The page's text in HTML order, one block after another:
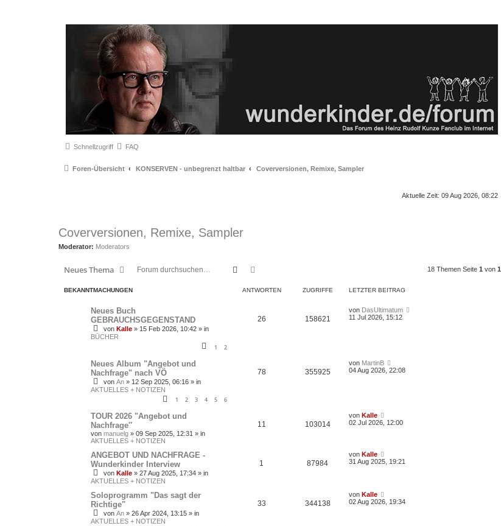
Schnellzugriff FAQ
Foren-Übersicht KONSERVEN - unbegrenzt haltbar Coverversionen, Remixe, Sampler
Aktuelle Zeit: 09 Aug 2026, 08:22
Coverversionen, Remixe, Sampler
Moderator: Moderators
Neues Thema Suche 18 Themen Seite 1 von 1
BEKANNTMACHUNGEN ANTWORTEN ZUGRIFFE LETZTER BEITRAG
Neues Buch
GEBRAUCHSGEGENSTAND
von Kalle » 15 Feb 2026, 10:42 » in
BÜCHER
1 2
26 158621
von DasUltimatum
11 Jul 2026, 15:12
Neues Album "Angebot und
Nachfrage" nach VÖ
von An » 12 Sep 2025, 06:16 » in
AKTUELLES + NOTIZEN
1 2 3 4 5 6
78 355925
von MartinB
04 Aug 2026, 22:08
TOUR 2026 "Angebot und
Nachfrage″
von manuelg » 09 Sep 2025, 12:31 » in
AKTUELLES + NOTIZEN
11 103014
von Kalle
02 Jul 2026, 12:00
ANGEBOT UND NACHFRAGE -
Wunderkinder Interview
von Kalle » 27 Aug 2025, 17:34 » in
AKTUELLES + NOTIZEN
1 87984
von Kalle
31 Aug 2025, 19:21
Soloprogramm "Das sagt der
Richtige"
von An » 26 Apr 2024, 13:15 » in
AKTUELLES + NOTIZEN
33 344138
von Kalle
02 Aug 2026, 19:34